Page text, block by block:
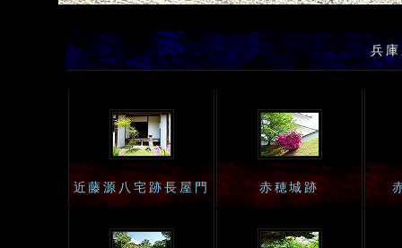
兵
近藤源八宅跡長屋門 赤穂城跡